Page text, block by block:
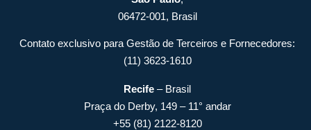
06472-001, Brasil
Contato exclusivo para Gestão de Terceiros e Fornecedores:
(11) 3623-1610
Recife – Brasil
Praça do Derby, 149 – 11° andar
+55 (81) 2122-8120